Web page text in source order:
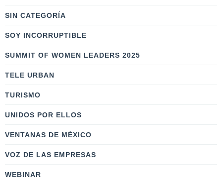
SIN CATEGORÍA
SOY INCORRUPTIBLE
SUMMIT OF WOMEN LEADERS 2025
TELE URBAN
TURISMO
UNIDOS POR ELLOS
VENTANAS DE MÉXICO
VOZ DE LAS EMPRESAS
WEBINAR